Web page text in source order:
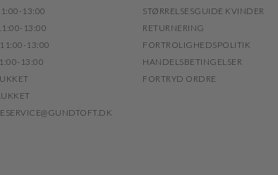
13:00
13:00
11:00-13:00
13:00
STØRRELSESGUIDE KVINDER
RETURNERING
FORTROLIGHEDSPOLITIK
HANDELSBETINGELSER
FORTRYD ORDRE